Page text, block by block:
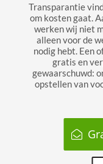
Transparantie
om kosten gaat.
werken wij niet
alleen voor de
nodig hebt. Een
gratis en
gewaarschuwd:
opstellen van